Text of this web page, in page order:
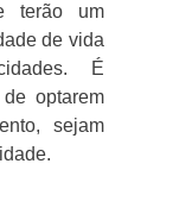
terão um
de vida
É
optarem
sejam